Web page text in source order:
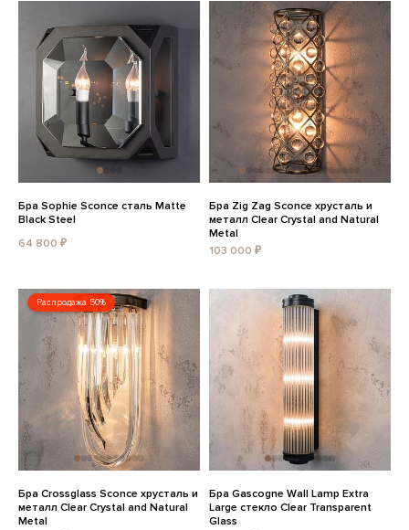
Бра Sophie Sconce сталь Matte
Black Steel
64 800 ₽
Бра Zig Zag Sconce хрусталь и
металл Clear Crystal and Natural
Metal
103 000 ₽
Распродажа 50%
Бра Crossglass Sconce хрусталь и
металл Clear Crystal and Natural
Metal
Бра Gascogne Wall Lamp Extra
Large стекло Clear Transparent
Glass